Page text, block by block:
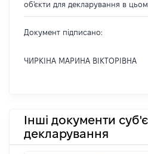
об'єкти для декларування в
Документ підписано:
ЧИРКІНА МАРИНА ВІКТОРІВНА
Інші документи
декларування